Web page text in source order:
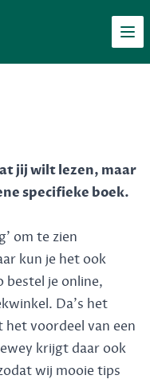
jij wilt lezen, maar
specifieke boek.
om te zien
kun je het ook
bestel je online,
Da's het
het voordeel van een
krijgt daar ook
wij mooie tips